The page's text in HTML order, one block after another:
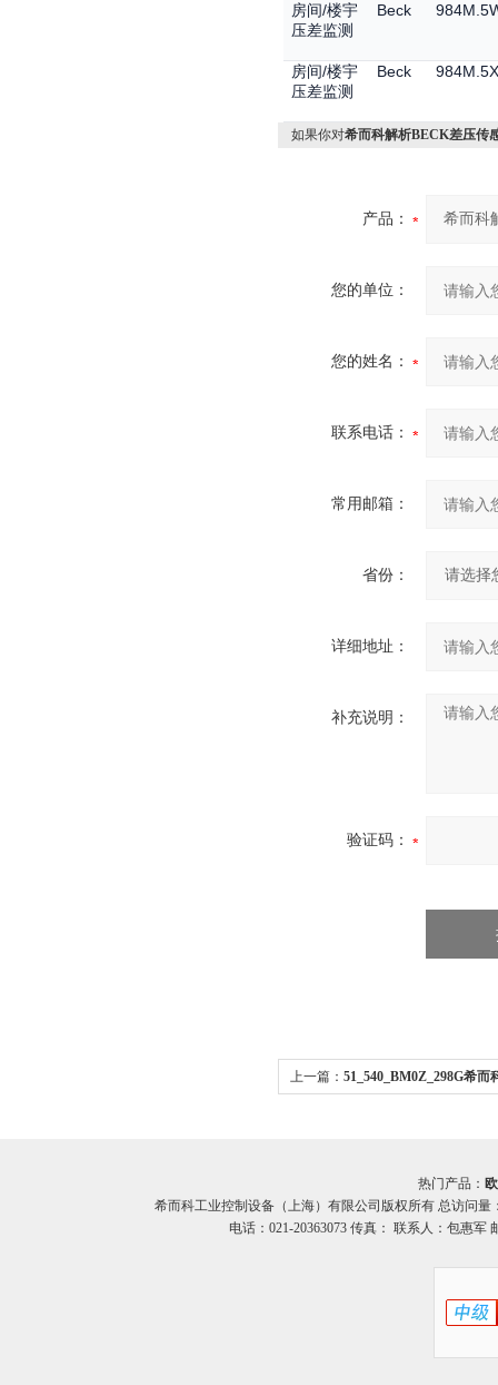
房间/楼宇
压差监测
Beck
房间/楼宇
压差监测
Beck
如果你对希而科解析BECK差压传
产品：
您的单位：
您的姓名：
联系电话：
常用邮箱：
省份：
详细地址：
补充说明：
验证码：
上一篇： 51_540_BM0Z_298G希而
热门产品：
希而科工业控制设备（上海）有限公司版权所有 总访问量
电话：021-20363073 传真： 联系人：包惠军